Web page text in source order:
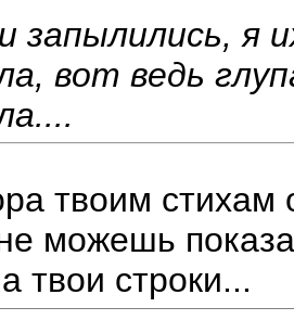
запылились, я
вот ведь
твоим стихам
можешь
твои строки...